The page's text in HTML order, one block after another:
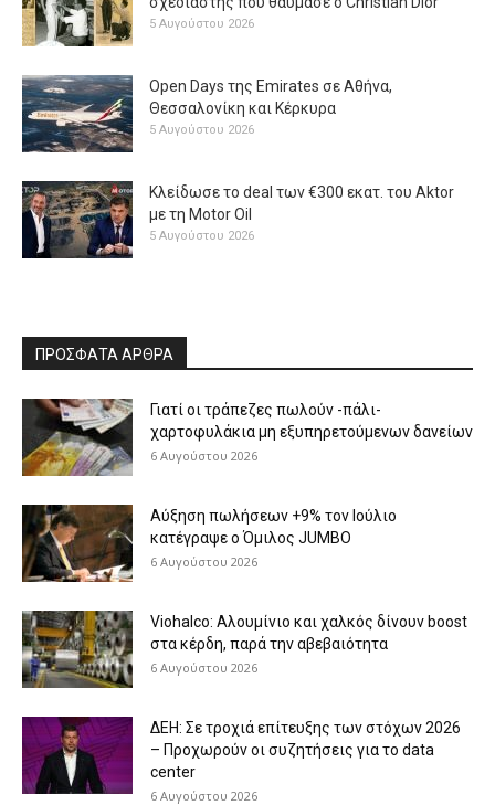
5 Αυγούστου 2026
Open Days της Emirates σε Αθήνα,
Θεσσαλονίκη και Κέρκυρα
5 Αυγούστου 2026
Κλείδωσε το deal των €300 εκατ. του Aktor
με τη Μotor Oil
5 Αυγούστου 2026
ΠΡΟΣΦΑΤΑ ΑΡΘΡΑ
Γιατί οι τράπεζες πωλούν -πάλι-
χαρτοφυλάκια μη εξυπηρετούμενων δανείων
6 Αυγούστου 2026
Aύξηση πωλήσεων +9% τον Ιούλιο
κατέγραψε ο Όμιλος JUMBO
6 Αυγούστου 2026
Viohalco: Aλουμίνιο και χαλκός δίνουν boost
στα κέρδη, παρά την αβεβαιότητα
6 Αυγούστου 2026
ΔΕΗ: Σε τροχιά επίτευξης των στόχων 2026
– Προχωρούν οι συζητήσεις για το data
center
6 Αυγούστου 2026